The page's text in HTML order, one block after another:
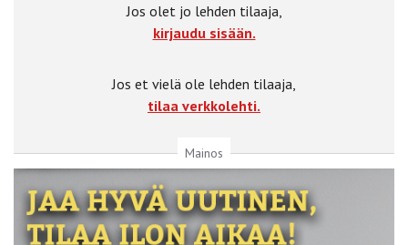
Jos olet jo lehden tilaaja,
kirjaudu sisään.
Jos et vielä ole lehden tilaaja,
tilaa verkkolehti.
Mainos